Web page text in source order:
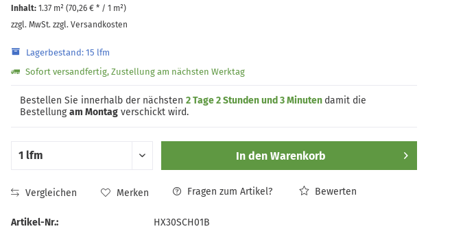
Inhalt: 1.37 m² (70,26 €* / 1 m²)
zzgl. MwSt. zzgl. Versandkosten
Lagerbestand: 15 lfm
Sofort versandfertig, Zustellung am nächsten Werktag
Bestellen Sie innerhalb der nächsten 2 Tage 2 Stunden und 3 Minuten damit die
Bestellungam Montagverschickt wird.
In den Warenkorb
Vergleichen Merken Fragen zum Artikel? Bewerten
Artikel-Nr.: HX30SCH01B